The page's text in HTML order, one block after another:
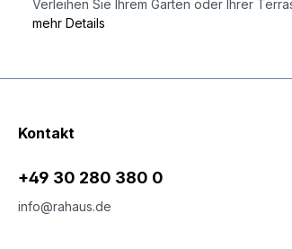
Verleihen Sie Ihrem Garten oder Ihrer
mehr Details
Kontakt
+49 30 280 380 0
info@rahaus.de